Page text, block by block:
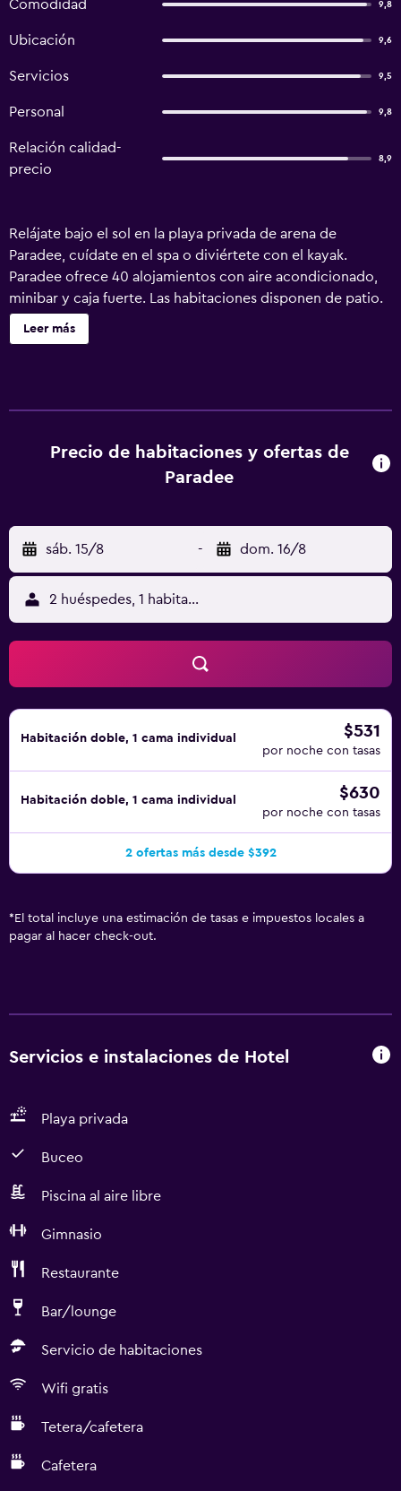
Comodidad 9,8
Ubicación 9,6
Servicios 9,5
Personal 9,8
Relación calidad-
precio
8,9
Relájate bajo el sol en la playa privada de arena de
Paradee, cuídate en el spa o diviértete con el kayak.
Paradee ofrece 40 alojamientos con aire acondicionado,
minibar y caja fuerte. Las habitaciones disponen de patio.
Estos alojamientos ofrecen comedor independiente. Se
ofrece una televisión de pantalla plana de 32 pulgadas con
pueden navegar por la web gracias a nuestro acceso a
Internet wifi gratis. Los servicios para las personas de
tetera. Es posible solicitar masajes en la habitación y tabla
de planchar con plancha. Se ofrece servicio nocturno de
descubierta y servicio de limpieza todos los días. En el
alojamiento hay piscina al aire libre y piscina infantil. Otros
servicios de ocio y esparcimiento incluyen una playa
privada, baño turco y gimnasio. Se pueden practicar las
actividades de ocio y esparcimiento que se indican más
abajo en las instalaciones o cerca del alojamiento (es
posible que se aplique un recargo).
Leer más
Precio de habitaciones y ofertas de
Paradee
sáb. 15/8 - dom. 16/8
2 huéspedes, 1 habitación
Habitación doble, 1 cama individual $531
por noche con tasas
Habitación doble, 1 cama individual $630
por noche con tasas
2 ofertas más desde $392
* El total incluye una estimación de tasas e impuestos locales a
pagar al hacer check-out.
Servicios e instalaciones de Hotel
Playa privada
Buceo
Piscina al aire libre
Gimnasio
Restaurante
Bar/lounge
Servicio de habitaciones
Wifi gratis
Tetera/cafetera
Cafetera